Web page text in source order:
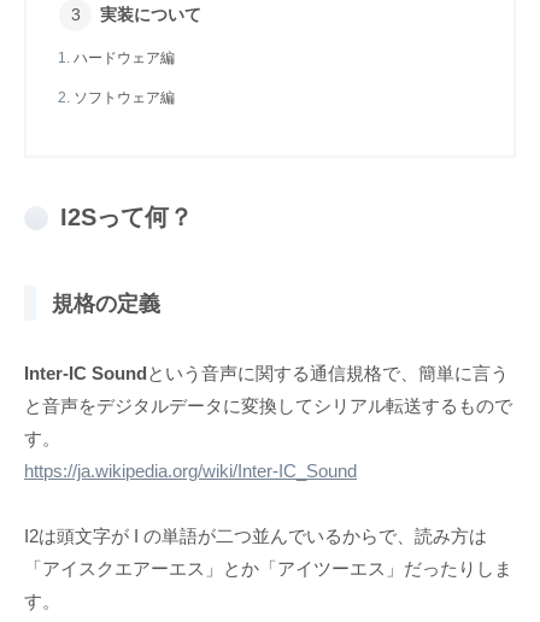
実装について
ハードウェア編
ソフトウェア編
I2Sって何？
規格の定義
Inter-IC Soundという音声に関する通信規格で、簡単に言う
と音声をデジタルデータに変換してシリアル転送するもので
す。
https://ja.wikipedia.org/wiki/Inter-IC_Sound
I2は頭文字が I の単語が二つ並んでいるからで、読み方は
「アイスクエアーエス」とか「アイツーエス」だったりしま
す。